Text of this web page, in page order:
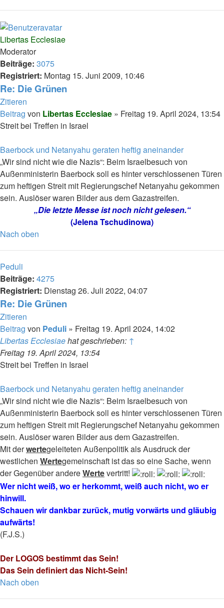
Libertas Ecclesiae
Moderator
Beiträge: 3075
Registriert: Montag 15. Juni 2009, 10:46
Re: Die Grünen
Zitieren
Beitrag von Libertas Ecclesiae » Freitag 19. April 2024, 13:54
Streit bei Treffen in Israel
Baerbock und Netanyahu geraten heftig aneinander
„Wir sind nicht wie die Nazis“: Beim Israelbesuch von
Außenministerin Baerbock soll es hinter verschlossenen Türen
zum heftigen Streit mit Regierungschef Netanyahu gekommen
sein. Auslöser waren Bilder aus dem Gazastreifen.
„Die letzte Messe ist noch nicht gelesen.“
(Jelena Tschudinowa)
Nach oben
Peduli
Beiträge: 4275
Registriert: Dienstag 26. Juli 2022, 04:07
Re: Die Grünen
Zitieren
Beitrag von Peduli » Freitag 19. April 2024, 14:02
Libertas Ecclesiaehat geschrieben: ↑
Freitag 19. April 2024, 13:54
Streit bei Treffen in Israel
Baerbock und Netanyahu geraten heftig aneinander
„Wir sind nicht wie die Nazis“: Beim Israelbesuch von
Außenministerin Baerbock soll es hinter verschlossenen Türen
zum heftigen Streit mit Regierungschef Netanyahu gekommen
sein. Auslöser waren Bilder aus dem Gazastreifen.
Mit derwertegeleiteten Außenpolitik als Ausdruck der
westlichen Wertegemeinschaft ist das so eine Sache, wenn
der Gegenüber andereWertevertritt!
Wer nicht weiß, wo er herkommt, weiß auch nicht, wo er
hinwill.
Schauen wir dankbar zurück, mutig vorwärts und gläubig
aufwärts!
(F.J.S.)
Der LOGOS bestimmt das Sein!
Das Sein definiert das Nicht-Sein!
Nach oben